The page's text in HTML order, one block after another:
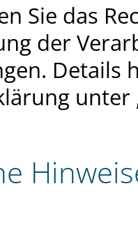
Sie das
der
Details
unter